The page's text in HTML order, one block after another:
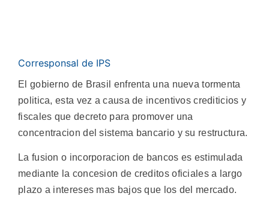
Corresponsal de IPS
El gobierno de Brasil enfrenta una nueva tormenta
politica, esta vez a causa de incentivos crediticios y
fiscales que decreto para promover una
concentracion del sistema bancario y su restructura.
La fusion o incorporacion de bancos es estimulada
mediante la concesion de creditos oficiales a largo
plazo a intereses mas bajos que los del mercado.